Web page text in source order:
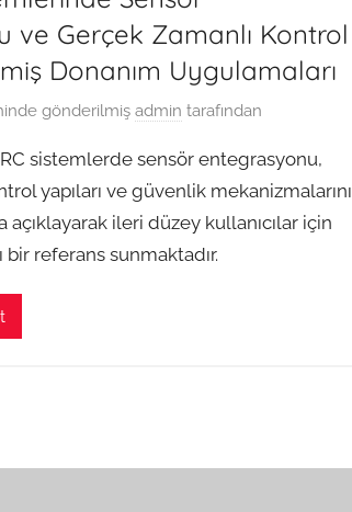
ve Gerçek Zamanlı Kontrol
Donanım Uygulamaları
gönderilmiş admin tarafından
sistemlerde sensör entegrasyonu,
yapıları ve güvenlik mekanizmalarını
açıklayarak ileri düzey kullanıcılar için
referans sunmaktadır.